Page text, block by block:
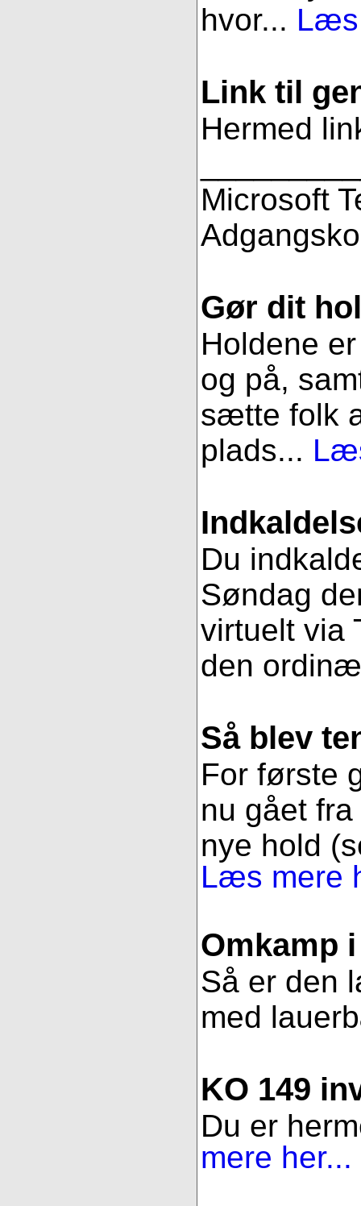
hvor... Læs
Link til
Hermed
Microsoft
Gør dit
Holdene
og på,
sætte folk
plads...
Du
Søndag
virtuelt via
den
Så blev
For første
nu gået
nye hold
Læs mere
Omkamp
Så er den
med
KO 149
Du er
mere her...